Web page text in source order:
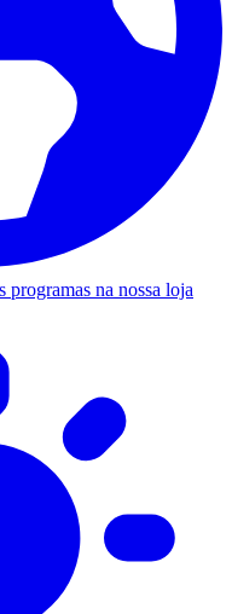
programas na nossa loja